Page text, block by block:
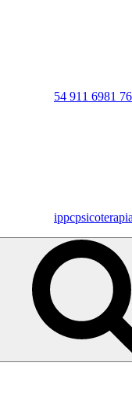
54 911 6981